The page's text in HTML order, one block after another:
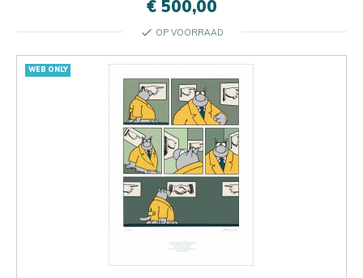
€ 500,00
check OP VOORRAAD
WEB ONLY